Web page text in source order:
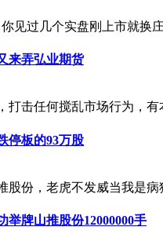
你见过几个实盘刚上市就换
来弄弘业期货
打击任何搅乱市场行为，
停板的93万股
股份，老虎不发威当我是病
举牌山推股份12000000手